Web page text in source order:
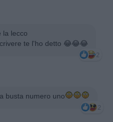
la lecco
te l'ho detto 😂😂😂
2
busta numero uno
2